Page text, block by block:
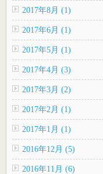
2017年8月 (1)
2017年6月 (1)
2017年5月 (1)
2017年4月 (3)
2017年3月 (2)
2017年2月 (1)
2017年1月 (1)
2016年12月 (5)
2016年11月 (6)